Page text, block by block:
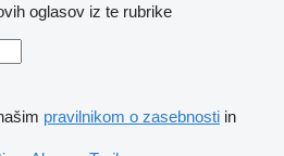
oglasov iz te rubrike
pravilnikom o zasebnosti in